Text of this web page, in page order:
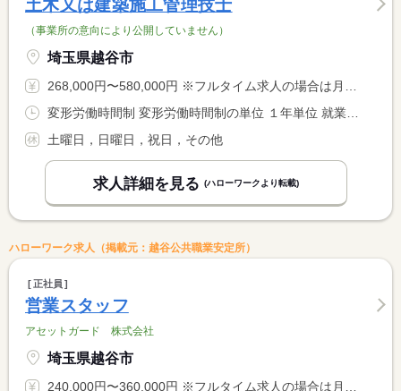
土木又は建築施工管理技士
（事業所の意向により公開していません）
埼玉県越谷市
268,000円〜580,000円 ※フルタイム求人の場合は月額（換算額）、パート求人の場合は時間額を表示しています。
土曜日，日曜日，祝日，その他
求人詳細を見る (ハローワークより転載)
ハローワーク求人（掲載元：越谷公共職業安定所）
正社員
営業スタッフ
アセットガード 株式会社
埼玉県越谷市
240,000円〜360,000円 ※フルタイム求人の場合は月額（換算額）、パート求人の場合は時間額を表示しています。